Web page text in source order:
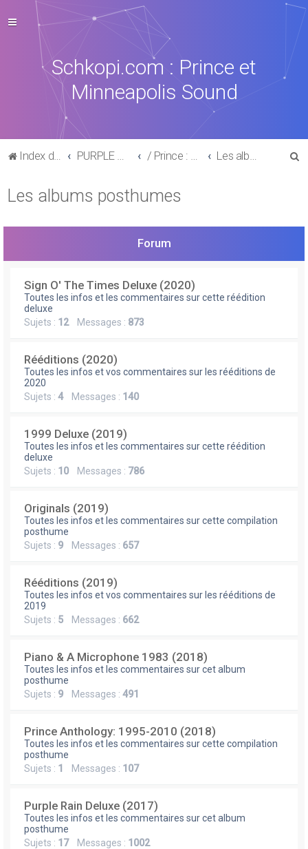
Schkopi.com : Prince et
Minneapolis Sound
Index du forum PURPLE MUSIC / Prince : La discographie officielle Les albums posthumes
Les albums posthumes
Forum
Sign O' The Times Deluxe (2020)
Toutes les infos et les commentaires sur cette réédition
deluxe
Sujets : 12Messages : 873
Rééditions (2020)
Toutes les infos et vos commentaires sur les rééditions de
2020
Sujets : 4Messages : 140
1999 Deluxe (2019)
Toutes les infos et les commentaires sur cette réédition
deluxe
Sujets : 10 Messages : 786
Originals (2019)
Toutes les infos et les commentaires sur cette compilation
posthume
Sujets : 9 Messages : 657
Rééditions (2019)
Toutes les infos et vos commentaires sur les rééditions de
2019
Sujets : 5 Messages : 662
Piano & A Microphone 1983 (2018)
Toutes les infos et les commentaires sur cet album
posthume
Sujets : 9 Messages : 491
Prince Anthology: 1995-2010 (2018)
Toutes les infos et les commentaires sur cette compilation
posthume
Sujets : 1 Messages : 107
Purple Rain Deluxe (2017)
Toutes les infos et les commentaires sur cet album
posthume
Sujets : 17Messages : 1002